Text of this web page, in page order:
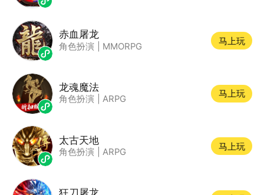
赤血屠龙
角色扮演 MMORPG
马上玩
龙魂魔法
角色扮演 ARPG
马上玩
太古天地
角色扮演 ARPG
马上玩
狂刀屠龙